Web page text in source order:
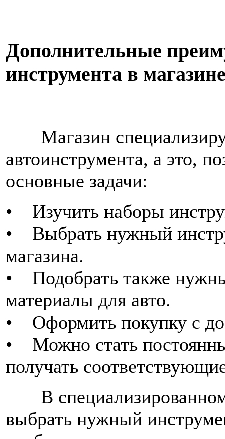
Дополнительные
инструмента в
Магазин
автоинструмента, а это,
основные задачи:
• Изучить наборы
• Выбрать нужный
магазина.
• Подобрать также
материалы для авто.
• Оформить покупку с
• Можно стать
получать
В
выбрать нужный